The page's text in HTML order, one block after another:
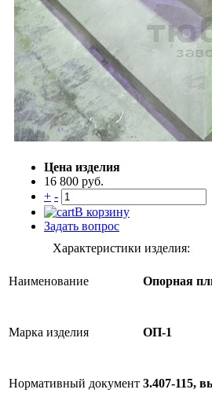
Цена изделия
16 800 руб.
+ -
В корзину
Задать вопрос
Характеристики изделия:
Наименование Опорная
Марка изделия ОП-1
Нормативный документ 3.407-115,